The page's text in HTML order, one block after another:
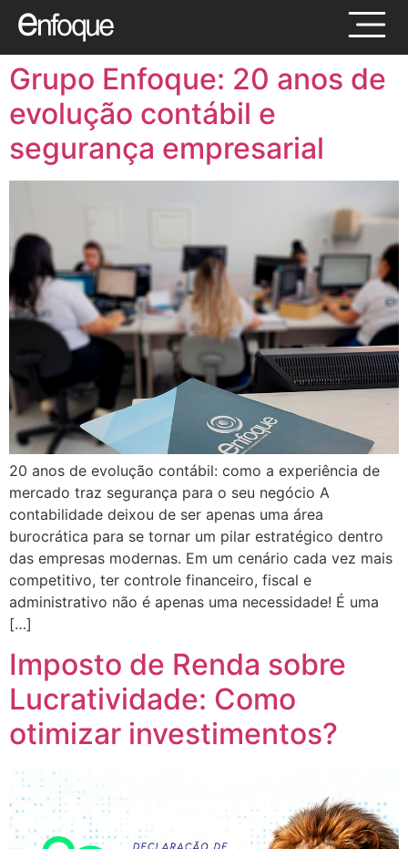
Grupo Enfoque: 20 anos de
evolução contábil e
segurança empresarial
20 anos de evolução contábil: como a experiência de
mercado traz segurança para o seu negócio A
contabilidade deixou de ser apenas uma área
burocrática para se tornar um pilar estratégico dentro
das empresas modernas. Em um cenário cada vez mais
competitivo, ter controle financeiro, fiscal e
administrativo não é apenas uma necessidade! É uma
[…]
Imposto de Renda sobre
Lucratividade: Como
otimizar investimentos?